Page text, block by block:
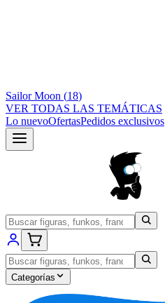
Sailor Moon (18)
VER TODAS LAS TEMÁTICAS
Lo nuevoOfertasPedidos exclusivos
Categorías